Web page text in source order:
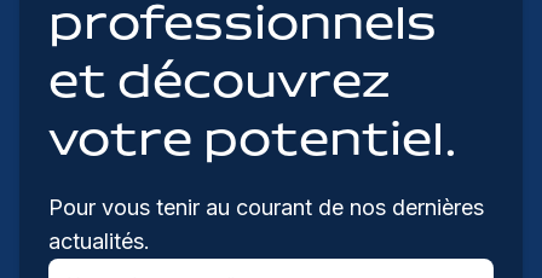
professionnels
et découvrez
votre potentiel.
Pour vous tenir au courant de nos dernières
actualités.